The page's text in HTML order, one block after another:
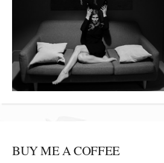
BUY ME A COFFEE